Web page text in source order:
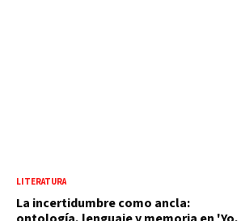
LITERATURA
La incertidumbre como ancla: